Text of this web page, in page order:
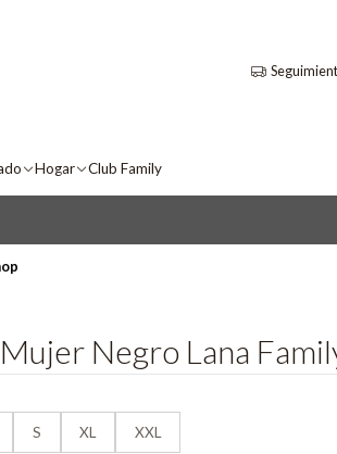
Hogar Club Family
Negro Lana
S XL XXL